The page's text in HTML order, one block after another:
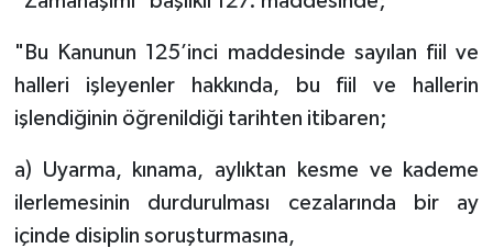
"Bu Kanunun 125’inci maddesinde sayılan fiil ve
halleri işleyenler hakkında, bu fiil ve hallerin
işlendiğinin öğrenildiği tarihten itibaren;
a) Uyarma, kınama, aylıktan kesme ve kademe
ilerlemesinin durdurulması cezalarında bir ay
içinde disiplin soruşturmasına,